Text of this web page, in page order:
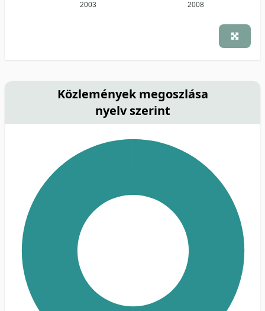
2003 2008
Közlemények megoszlása
nyelv szerint